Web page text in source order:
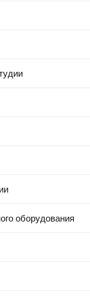
оборудования